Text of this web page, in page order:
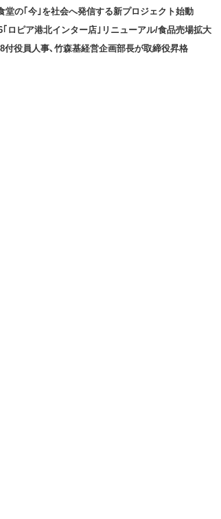
堂の｢今｣を社会へ発信する新プロジェクト始動
ロピア港北インター店｣リニューアル/食品売場拡大
付役員人事､竹森基経営企画部長が取締役昇格